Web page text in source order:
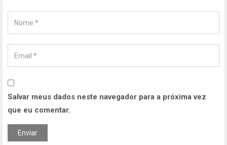
Salvar meus dados neste navegador para a próxima vez
que eu comentar.